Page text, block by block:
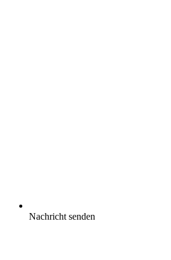
Nachricht senden